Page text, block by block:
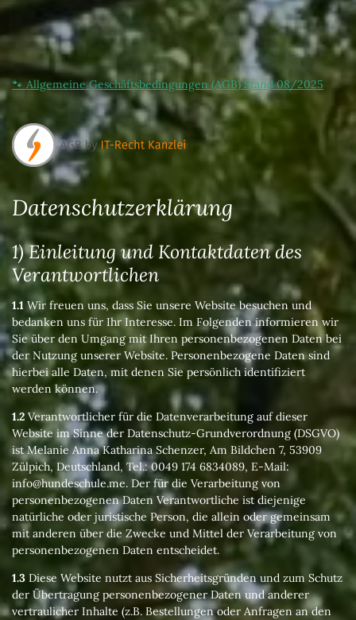
🐾 Allgemeine Geschäftsbedingungen (AGB) Stand 08/2025
Datenschutzerklärung
1) Einleitung und Kontaktdaten des
Verantwortlichen
1.1 Wir freuen uns, dass Sie unsere Website besuchen und
bedanken uns für Ihr Interesse. Im Folgenden informieren wir
Sie über den Umgang mit Ihren personenbezogenen Daten bei
der Nutzung unserer Website. Personenbezogene Daten sind
hierbei alle Daten, mit denen Sie persönlich identifiziert
werden können.
1.2 Verantwortlicher für die Datenverarbeitung auf dieser
Website im Sinne der Datenschutz-Grundverordnung (DSGVO)
ist Melanie Anna Katharina Schenzer, Am Bildchen 7, 53909
Zülpich, Deutschland, Tel.: 0049 174 6834089, E-Mail:
info@hundeschule.me. Der für die Verarbeitung von
personenbezogenen Daten Verantwortliche ist diejenige
natürliche oder juristische Person, die allein oder gemeinsam
mit anderen über die Zwecke und Mittel der Verarbeitung von
personenbezogenen Daten entscheidet.
1.3 Diese Website nutzt aus Sicherheitsgründen und zum Schutz
der Übertragung personenbezogener Daten und anderer
vertraulicher Inhalte (z.B. Bestellungen oder Anfragen an den